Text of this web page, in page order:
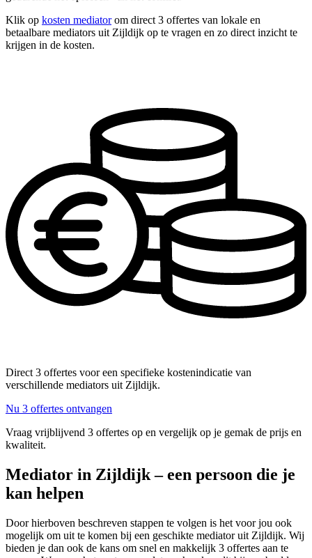
Klik op kosten mediatorom direct 3 offertes van lokale en
betaalbare mediators uit Zijldijk op te vragen en zo direct inzicht te
krijgen in de kosten.
Direct 3 offertes voor een specifieke kostenindicatie van
verschillende mediators uit Zijldijk.
Nu 3 offertes ontvangen
Vraag vrijblijvend 3 offertes op en vergelijk op je gemak de prijs en
kwaliteit.
Mediator in Zijldijk – een persoon die je
kan helpen
Door hierboven beschreven stappen te volgen is het voor jou ook
mogelijk om uit te komen bij een geschikte mediator uit Zijldijk. Wij
bieden je dan ook de kans om snel en makkelijk 3 offertes aan te